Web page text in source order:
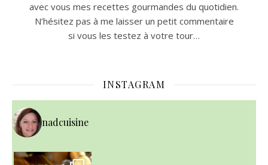
avec vous mes recettes gourmandes du quotidien.
N’hésitez pas à me laisser un petit commentaire
si vous les testez à votre tour…
INSTAGRAM
nadcuisine